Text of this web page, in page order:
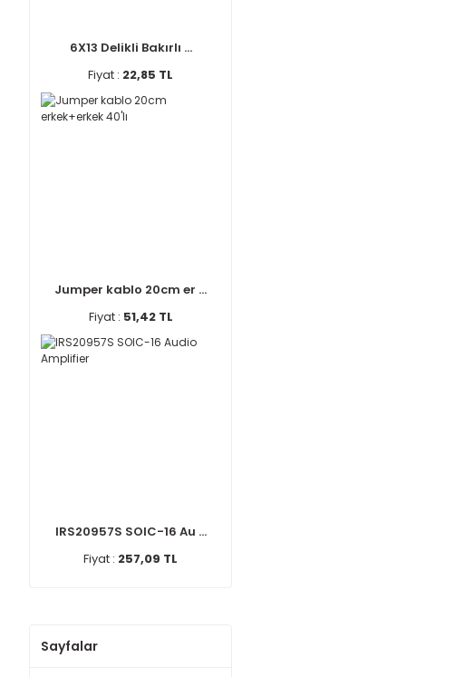
6X13 Delikli Bakırlı ...
Fiyat : 22,85 TL
Jumper kablo 20cm er ...
Fiyat : 51,42 TL
IRS20957S SOIC-16 Au ...
Fiyat : 257,09 TL
Sayfalar